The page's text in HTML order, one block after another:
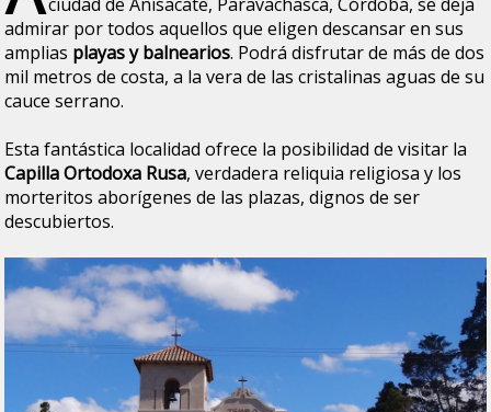
admirar por todos aquellos que eligen descansar en sus
amplias playas y balnearios. Podrá disfrutar de más de dos
mil metros de costa, a la vera de las cristalinas aguas de su
cauce serrano.
Esta fantástica localidad ofrece la posibilidad de visitar la
Capilla Ortodoxa Rusa, verdadera reliquia religiosa y los
morteritos aborígenes de las plazas, dignos de ser
descubiertos.